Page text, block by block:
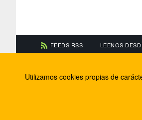
FEEDS RSS LEENOS
Información de contacto
Utilizamos cookies propias de